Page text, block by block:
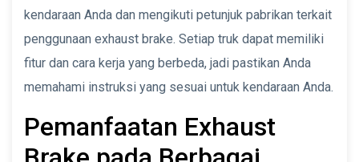
kendaraan Anda dan mengikuti petunjuk pabrikan terkait
penggunaan exhaust brake. Setiap truk dapat memiliki
fitur dan cara kerja yang berbeda, jadi pastikan Anda
memahami instruksi yang sesuai untuk kendaraan Anda.
Pemanfaatan Exhaust